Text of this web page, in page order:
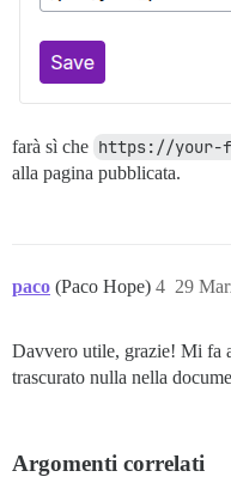
farà sì che https://your-
alla pagina pubblicata.
paco (Paco Hope) 29
4
Davvero utile, grazie! Mi fa
trascurato nulla nella
Argomenti correlati